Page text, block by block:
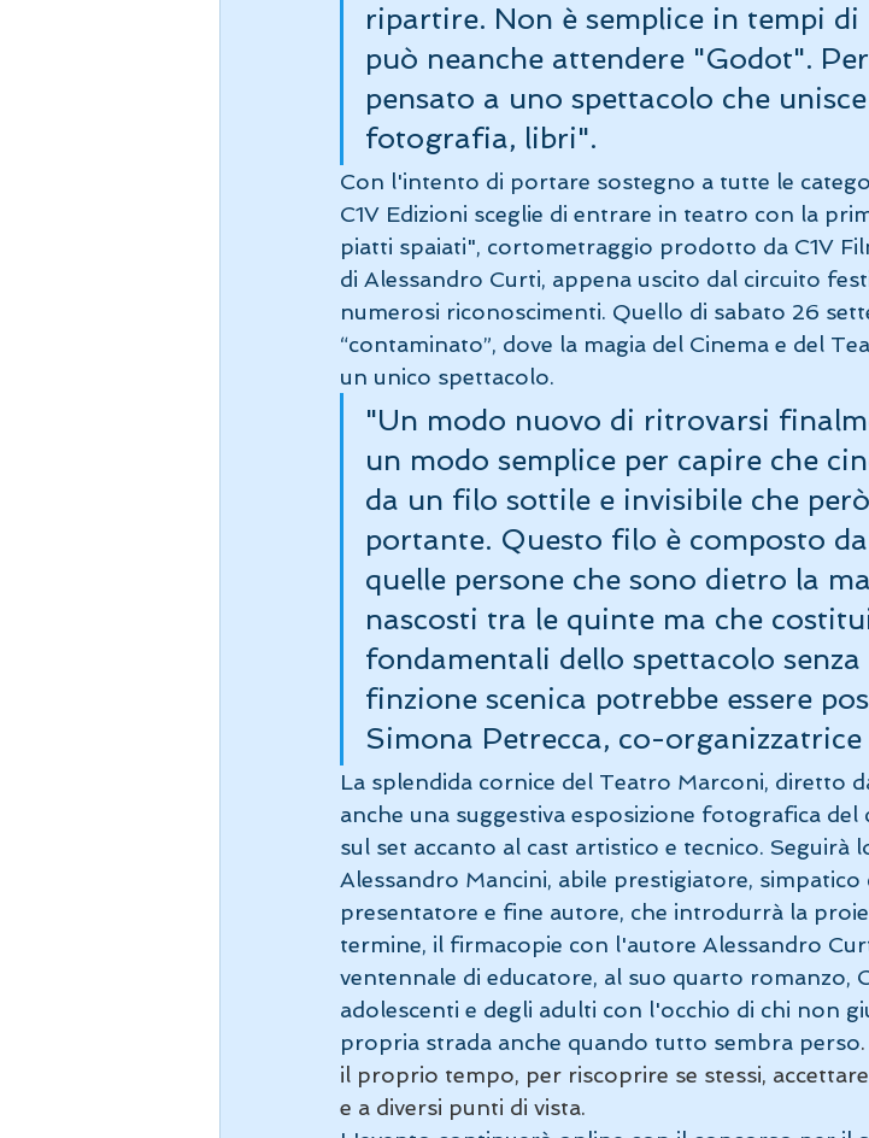
ripartire. Non è semplice in tempi
può neanche attendere "Godot".
pensato a uno spettacolo che
fotografia, libri".
Con l'intento di portare sostegno a tutte le
C1V Edizioni sceglie di entrare in teatro con la
piatti spaiati", cortometraggio prodotto da C1V
di Alessandro Curti, appena uscito dal circuito
numerosi riconoscimenti. Quello di sabato 26
“contaminato”, dove la magia del Cinema e del
un unico spettacolo.
"Un modo nuovo di ritrovarsi
un modo semplice per capire che
da un filo sottile e invisibile che
portante. Questo filo è composto
quelle persone che sono dietro la
nascosti tra le quinte ma che
fondamentali dello spettacolo senza
finzione scenica potrebbe essere
Simona Petrecca, co-organizzatrice
La splendida cornice del Teatro Marconi, diretto
anche una suggestiva esposizione fotografica
sul set accanto al cast artistico e tecnico. Seguirà
Alessandro Mancini, abile prestigiatore,
presentatore e fine autore, che introdurrà la
termine, il firmacopie con l'autore Alessandro
ventennale di educatore, al suo quarto romanzo,
adolescenti e degli adulti con l'occhio di chi non
propria strada anche quando tutto sembra perso
il proprio tempo, per riscoprire se stessi,
e a diversi punti di vista.